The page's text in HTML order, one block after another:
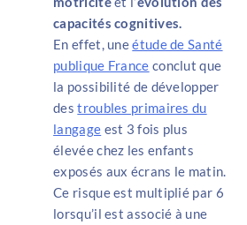
capacités cognitives.
En effet, uneétude de Santé
publique France conclut que
la possibilité de développer
destroubles primaires du
langage est 3 fois plus
élevée chez les enfants
exposés aux écrans le matin.
Ce risque est multiplié par 6
lorsqu’il est associé à une